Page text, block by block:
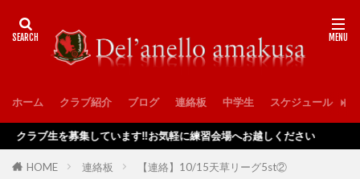
ホーム クラブ紹介 ブログ 連絡板 中学生 スケジュール
ブ生を募集しています‼️お気軽に練習会場へお越しください
HOME 連絡板 【連絡】10/15天草リーグ5st②